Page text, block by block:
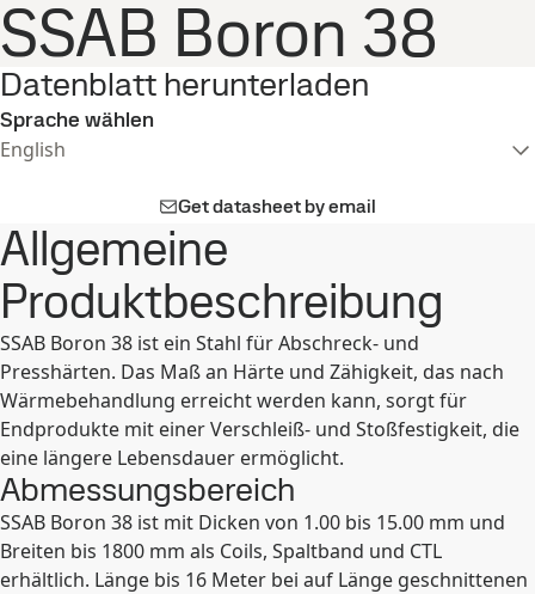
SSAB Boron 38
Datenblatt herunterladen
Sprache wählen
English
Get datasheet by email
Allgemeine
Produktbeschreibung
SSAB Boron 38 ist ein Stahl für Abschreck- und
Presshärten. Das Maß an Härte und Zähigkeit, das nach
Wärmebehandlung erreicht werden kann, sorgt für
Endprodukte mit einer Verschleiß- und Stoßfestigkeit, die
eine längere Lebensdauer ermöglicht.
Abmessungsbereich
SSAB Boron 38 ist mit Dicken von 1.00 bis 15.00 mm und
Breiten bis 1800 mm als Coils, Spaltband und CTL
erhältlich. Länge bis 16 Meter bei auf Länge geschnittenen